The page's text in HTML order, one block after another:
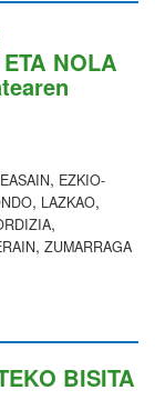
NOLA
, EZKIO-
, LAZKAO,
,
, ZUMARRAGA
BISITA